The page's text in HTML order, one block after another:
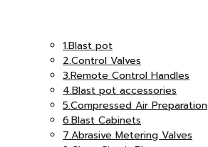
อินเตอร์
เอ็ม
1.Blast pot
2.Control Valves
3.Remote Control Handles
4.Blast pot accessories
5.Compressed Air Preparation
6.Blast Cabinets
7.Abrasive Metering Valves